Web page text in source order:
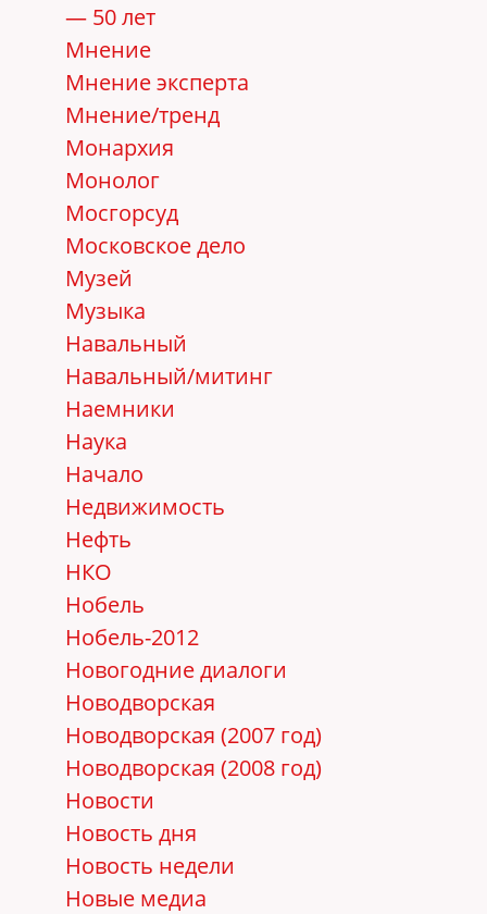
— 50 лет
Мнение
Мнение эксперта
Мнение/тренд
Монархия
Монолог
Мосгорсуд
Московское дело
Музей
Музыка
Навальный
Навальный/митинг
Наемники
Наука
Начало
Недвижимость
Нефть
НКО
Нобель
Нобель-2012
Новогодние диалоги
Новодворская
Новодворская (2007 год)
Новодворская (2008 год)
Новости
Новость дня
Новость недели
Новые медиа